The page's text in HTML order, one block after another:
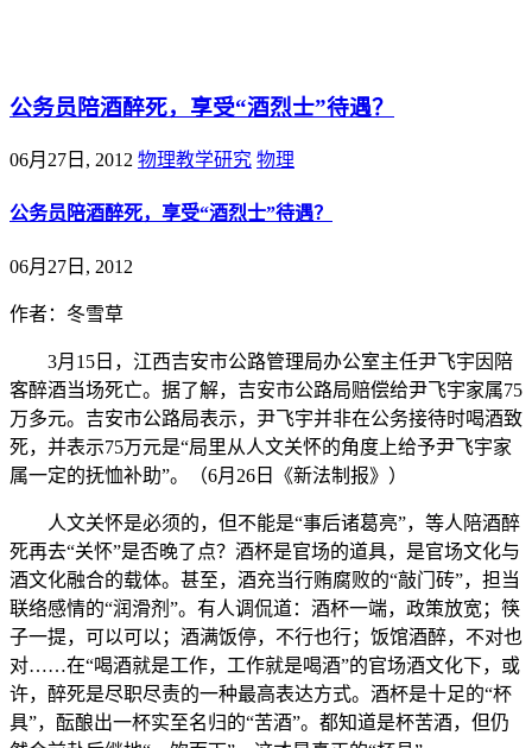
公务员陪酒醉死，享受“酒烈士”待遇？
06月27日, 2012 物理教学研究 物理
公务员陪酒醉死，享受“酒烈士”待遇？
06月27日, 2012
作者：冬雪草
3月15日，江西吉安市公路管理局办公室主任尹飞宇因陪
客醉酒当场死亡。据了解，吉安市公路局赔偿给尹飞宇家属75
万多元。吉安市公路局表示，尹飞宇并非在公务接待时喝酒致
死，并表示75万元是“局里从人文关怀的角度上给予尹飞宇家
属一定的抚恤补助”。（6月26日《新法制报》）
人文关怀是必须的，但不能是“事后诸葛亮”，等人陪酒醉
死再去“关怀”是否晚了点？酒杯是官场的道具，是官场文化与
酒文化融合的载体。甚至，酒充当行贿腐败的“敲门砖”，担当
联络感情的“润滑剂”。有人调侃道：酒杯一端，政策放宽；筷
子一提，可以可以；酒满饭停，不行也行；饭馆酒醉，不对也
对……在“喝酒就是工作，工作就是喝酒”的官场酒文化下，或
许，醉死是尽职尽责的一种最高表达方式。酒杯是十足的“杯
具”，酝酿出一杯实至名归的“苦酒”。都知道是杯苦酒，但仍